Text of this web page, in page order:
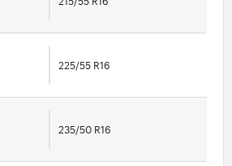
225/55 R16
235/50 R16